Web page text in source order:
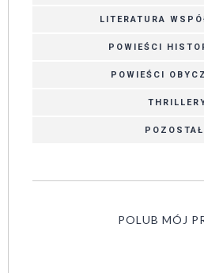
LITERATURA
POWIEŚCI
POWIEŚCI
POLUB MÓJ